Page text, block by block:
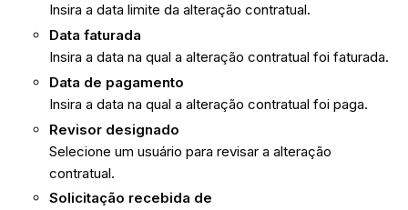
Insira a data limite da alteração contratual.
Data faturada
Insira a data na qual a alteração contratual foi faturada.
Data de pagamento
Insira a data na qual a alteração contratual foi paga.
Revisor designado
Selecione um usuário para revisar a alteração
contratual.
Solicitação recebida de